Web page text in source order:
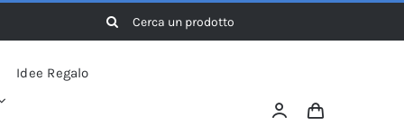
Cerca
per:
Idee Regalo